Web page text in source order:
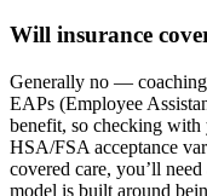
Will insurance
Generally no — coaching
EAPs (Employee
benefit, so checking
HSA/FSA acceptance
covered care, you’ll
model is built around